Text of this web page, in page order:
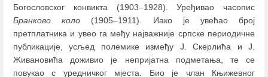
Богословског конвикта (1903–1928). Урeђивао часопис
Бранково коло (1905–1911). Иако је увећао број
претплатника и увео га међу најважније српске периодичне
публикације, усљед полемике између Ј. Скерлића и Ј.
Живановића доживио је непријатна подметања, те се
повукао с уредничког мјеста. Био је члан Књижевног